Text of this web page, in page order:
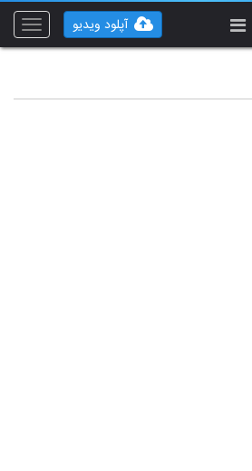
Toggle
آپلود ویدیو